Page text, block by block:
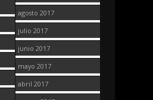
agosto 2017
julio 2017
junio 2017
mayo 2017
abril 2017